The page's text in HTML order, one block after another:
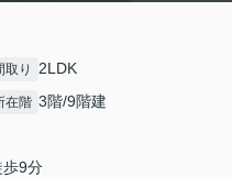
取り 2LDK
在階 3階/9階建
歩9分